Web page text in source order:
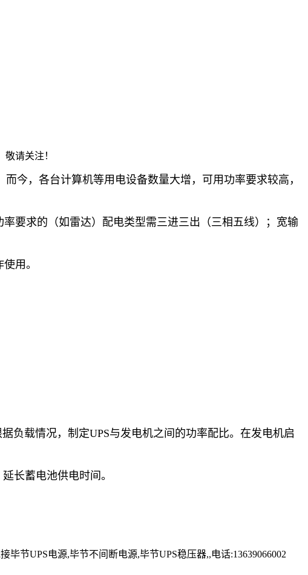
请关注！
今，各台计算机等用电设备数量大增，可用功率要求较高，
要求的（如雷达）配电类型需三进三出（三相五线）；宽输
用。
负载情况，制定UPS与发电机之间的功率配比。在发电机启
长蓄电池供电时间。
节UPS电源,毕节不间断电源,毕节UPS稳压器,,电话:13639066002